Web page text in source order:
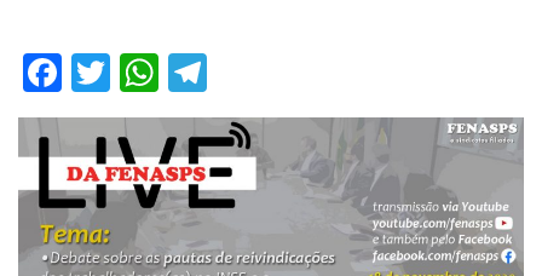
Facebook
TwitterWhatsApp